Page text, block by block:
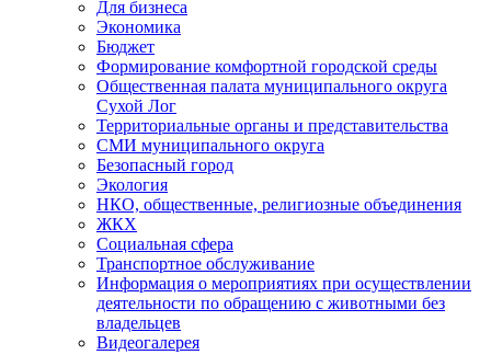
Для бизнеса
Экономика
Бюджет
Формирование комфортной городской среды
Общественная палата муниципального округа
Сухой Лог
Территориальные органы и представительства
СМИ муниципального округа
Безопасный город
Экология
НКО, общественные, религиозные объединения
ЖКХ
Социальная сфера
Транспортное обслуживание
Информация о мероприятиях при осуществлении
деятельности по обращению с животными без
владельцев
Видеогалерея